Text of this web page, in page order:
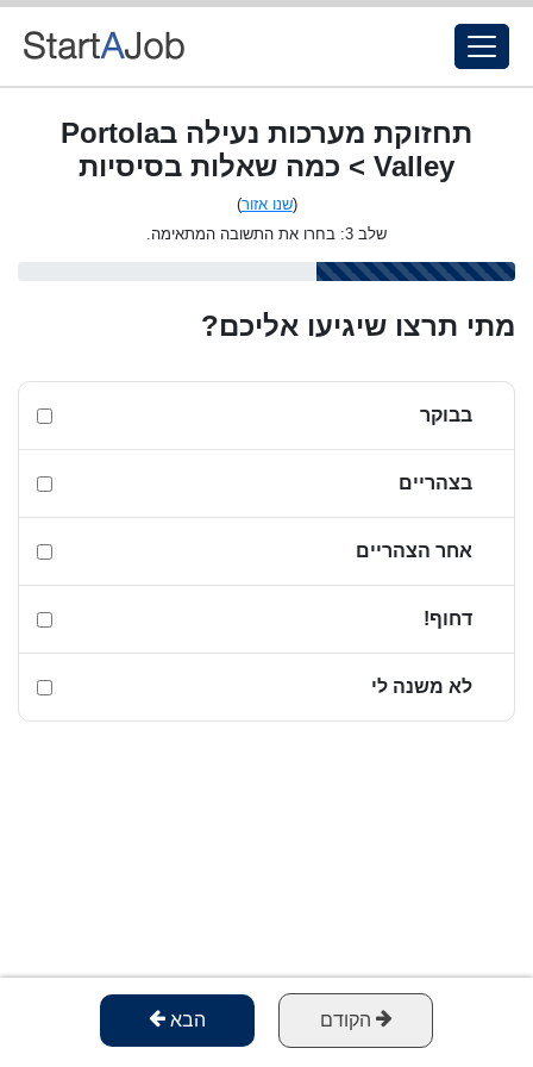
תחזוקת מערכות נעילה בPortola
Valley > כמה שאלות בסיסיות
(שנו אזור)
שלב 3: בחרו את התשובה המתאימה.
מתי תרצו שיגיעו אליכם?
בבוקר
בצהריים
אחר הצהריים
דחוף!
לא משנה לי
הקודם הבא